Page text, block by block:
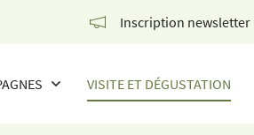
Inscription newsletter
VISITE ET DÉGUSTATION